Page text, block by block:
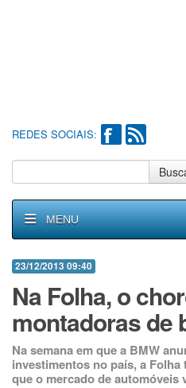
REDES SOCIAIS:
MENU
23/12/2013 09:40
Na Folha, o
montadoras de
Na semana em que a BMW
investimentos no país, a
que o mercado de automóveis